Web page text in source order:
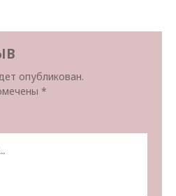
опубликован.
*